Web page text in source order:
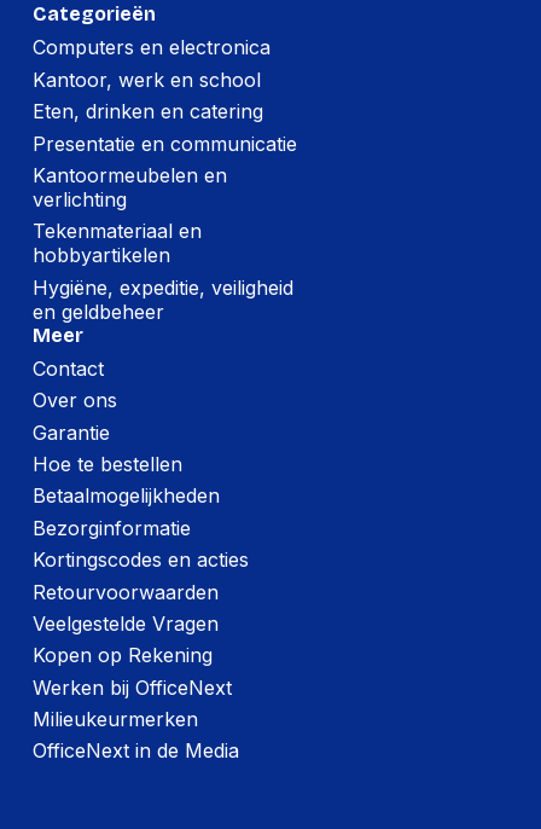
kartonnen doos
(Buitenste)
hoofdverpakking
hoogte
80 mm
(Buitenste)
hoofdverpakking
lengte
(Buitenste)
hoofdverpakking
breedte
(Buitenste)
brutogewicht
Land van herkomst
Code
geharmoniseerd
systeem (HS)
Verpakking
Diepte verpakking
Hoogte verpakking
Breedte verpakking
Gewicht verpakking
Categorieën
Computers en electronica
Kantoor, werk en school
Eten, drinken en catering
Presentatie en communicatie
Kantoormeubelen en
verlichting
Tekenmateriaal en
hobbyartikelen
Hygiëne, expeditie, veiligheid
en geldbeheer
Meer
Contact
Over ons
Garantie
Hoe te bestellen
Betaalmogelijkheden
Bezorginformatie
Kortingscodes en acties
Retourvoorwaarden
Veelgestelde Vragen
Kopen op Rekening
Werken bij OfficeNext
Milieukeurmerken
OfficeNext in de Media